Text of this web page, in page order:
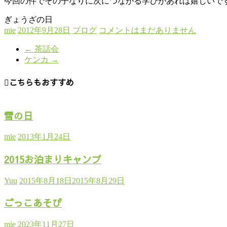
ぎょうざの日
mie 2012年9月28日 ブログ コメントはまだありません
← 茶話会
ケンカ →
こちらもおすすめ
雪の日
mie 2013年1月24日
2015お泊まりキャンプ
Yuu 2015年8月18日 2015年8月29日
ごっこあそび
mie 2023年11月27日